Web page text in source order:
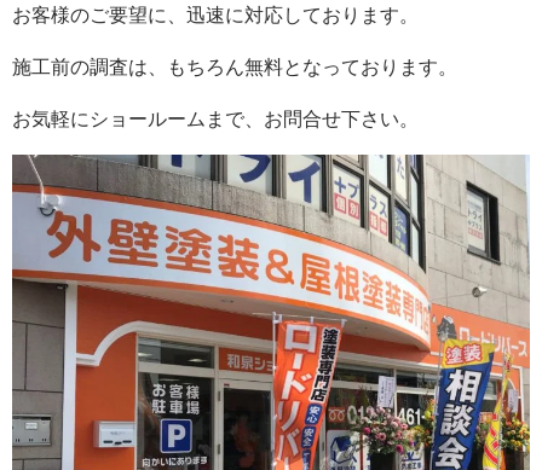
お客様のご要望に、迅速に対応しております。
施工前の調査は、もちろん無料となっております。
お気軽にショールームまで、お問合せ下さい。